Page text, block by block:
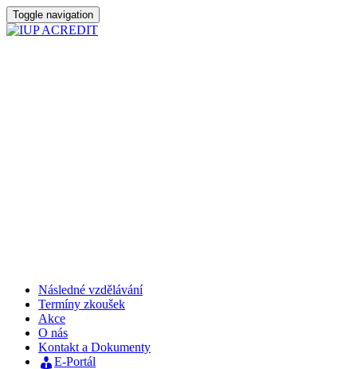
Toggle navigation
Následné vzdělávání
Termíny zkoušek
Akce
O nás
Kontakt a Dokumenty
E-Portál